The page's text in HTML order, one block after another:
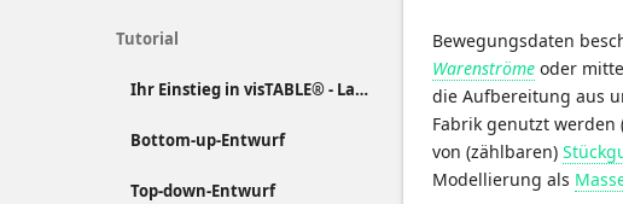
Tutorial
Ihr Einstieg in visTABLE® - Layout-Entwurf kompakt erläutert
Bottom-up-Entwurf
Top-down-Entwurf
Bewegungsdaten
Warenströme oder
die Aufbereitung aus
Fabrik genutzt werden
von (zählbaren)
Modellierung als